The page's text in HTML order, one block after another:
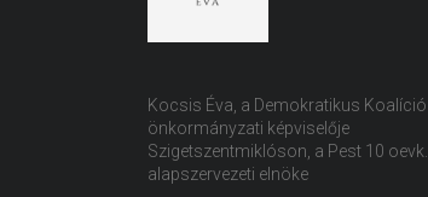
Kocsis Éva, a Demokratikus Koalíció
önkormányzati képviselője
Szigetszentmiklóson, a Pest 10 oevk.
alapszervezeti elnöke